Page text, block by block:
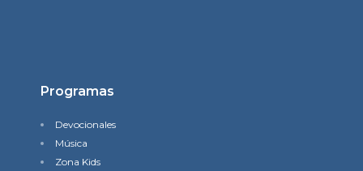
Programas
Devocionales
Música
Zona Kids